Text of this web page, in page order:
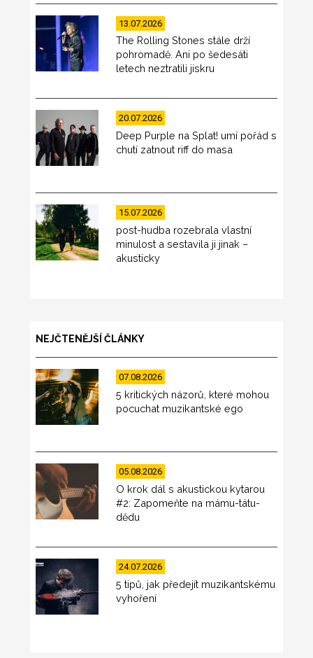
13.07.2026
The Rolling Stones stále drží
pohromadě. Ani po šedesáti
letech neztratili jiskru
20.07.2026
Deep Purple na Splat! umí pořád s
chutí zatnout riff do masa
15.07.2026
post-hudba rozebrala vlastní
minulost a sestavila ji jinak –
akusticky
NEJČTENĚJŠÍ ČLÁNKY
07.08.2026
5 kritických názorů, které mohou
pocuchat muzikantské ego
05.08.2026
O krok dál s akustickou kytarou
#2: Zapomeňte na mámu-tátu-
dědu
24.07.2026
5 tipů, jak předejít muzikantskému
vyhoření